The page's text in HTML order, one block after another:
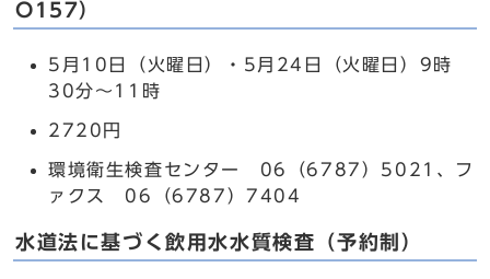
O157）
5月10日（火曜日）・5月24日（火曜日）9時
30分～11時
2720円
環境衛生検査センター 06（6787）5021、フ
ァクス 06（6787）7404
水道法に基づく飲用水水質検査（予約制）